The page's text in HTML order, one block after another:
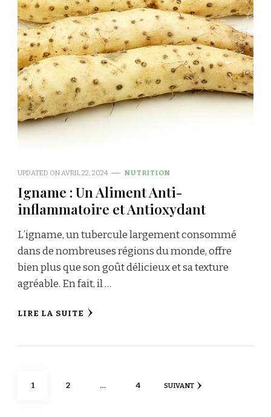
UPDATED ONAVRIL 22, 2024 NUTRITION
Igname : Un Aliment Anti-
inflammatoire et Antioxydant
L’igname, un tubercule largement consommé
dans de nombreuses régions du monde, offre
bien plus que son goût délicieux et sa texture
agréable. En fait, il …
LIRE LA SUITE
Pagination
PAGE
1 PAGE
2 … PAGE
4 SUIVANT